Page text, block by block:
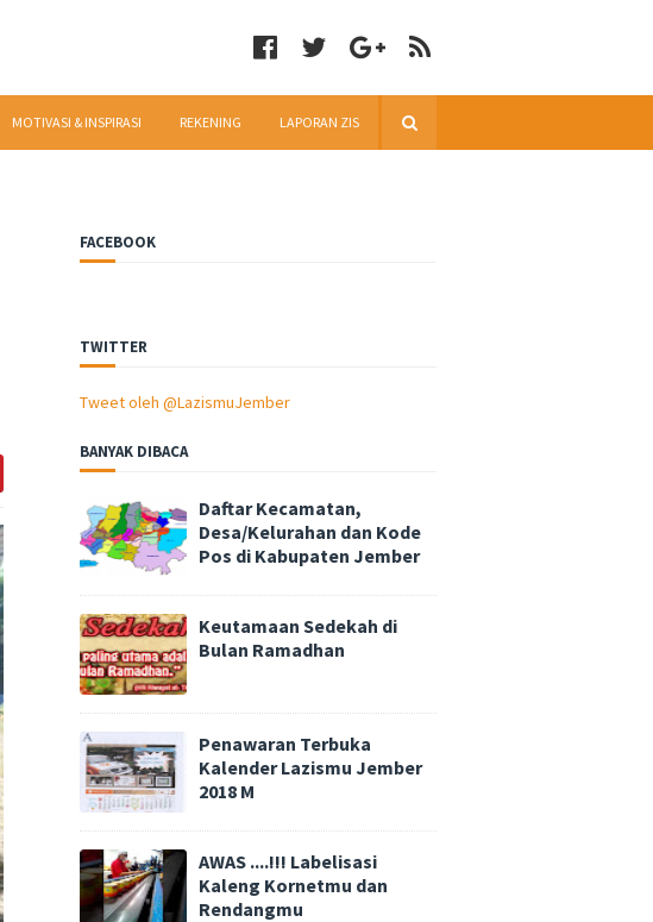
MOTIVASI & INSPIRASI REKENING LAPORAN ZIS
FACEBOOK
TWITTER
Tweet oleh @LazismuJember
BANYAK DIBACA
Daftar Kecamatan,
Desa/Kelurahan dan Kode
Pos di Kabupaten Jember
Keutamaan Sedekah di
Bulan Ramadhan
Penawaran Terbuka
Kalender Lazismu Jember
2018 M
AWAS ....!!! Labelisasi
Kaleng Kornetmu dan
Rendangmu